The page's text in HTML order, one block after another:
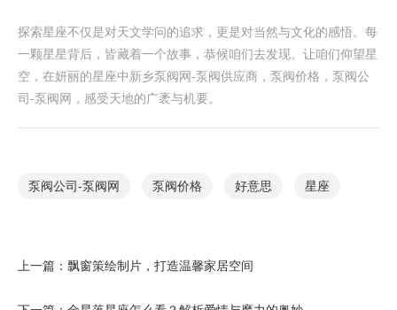
探索星座不仅是对天文学问的追求，更是对当然与文化的感悟。每
一颗星星背后，皆藏着一个故事，恭候咱们去发现。让咱们仰望星
空，在妍丽的星座中 新乡泵阀网-泵阀供应商，泵阀价格，泵阀公
司-泵阀网 ，感受天地的广袤与机要。
泵阀公司-泵阀网 泵阀价格 好意思 星座
上一篇： 飘窗策绘制片，打造温馨家居空间